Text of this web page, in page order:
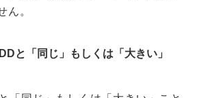
ん。
と「同じ」もしくは「大きい」